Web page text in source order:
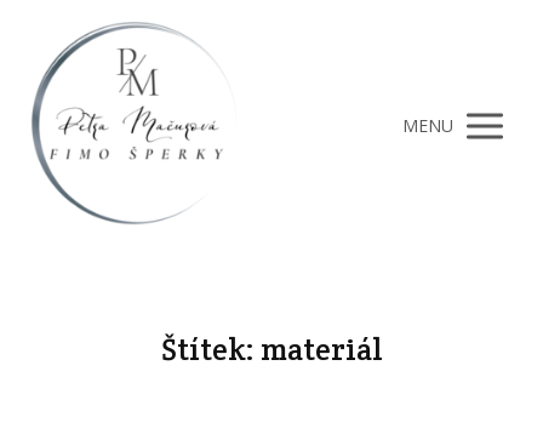
MENU
Štítek: materiál